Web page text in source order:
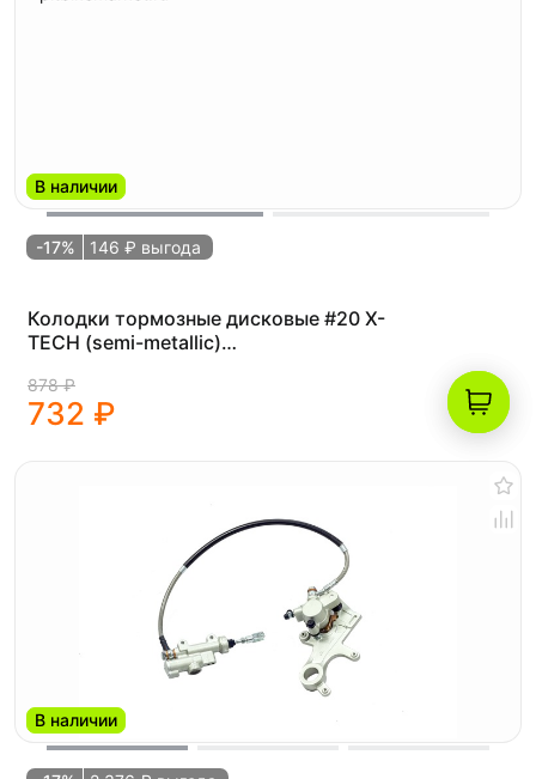
В наличии
-17% 146 ₽ выгода
Колодки тормозные дисковые #20 X-
TECH (semi-metallic)
878 ₽
732 ₽
В наличии